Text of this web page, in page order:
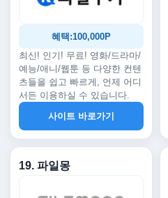
혜택:100,000P
최신! 인기! 무료! 영화/드라마/
예능/애니/웹툰 등 다양한 컨텐
츠들을 쉽고 빠르게, 언제 어디
서든 이용하실 수 있습니다.
사이트 바로가기
19. 파일몽